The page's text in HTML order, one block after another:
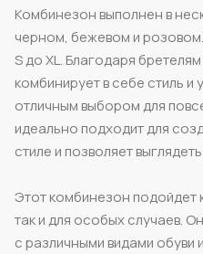
Комбинезон выполнен в
черном, бежевом и
S до XL. Благодаря
комбинирует в себе стиль и
отличным выбором для
идеально подходит для
стиле и позволяет
Этот комбинезон подойдет
так и для особых случаев.
с различными видами обуви